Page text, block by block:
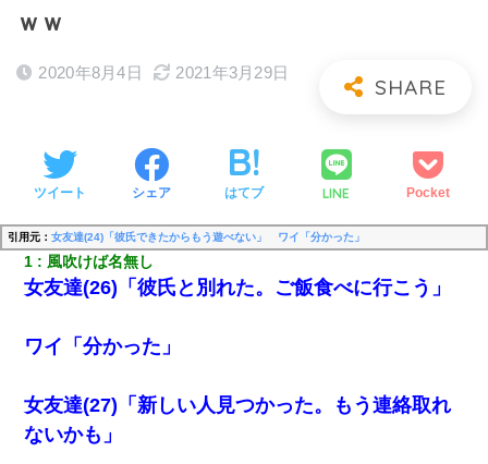
ｗｗ
2020年8月4日 2021年3月29日
ツイート シェア はてブ LINE Pocket
引用元： 女友達(24)「彼氏できたからもう遊べない」 ワイ「分かった」
1 風吹けば名無し
女友達(26)「彼氏と別れた。ご飯食べに行こう」
ワイ「分かった」
女友達(27)「新しい人見つかった。もう連絡取れ
ないかも」